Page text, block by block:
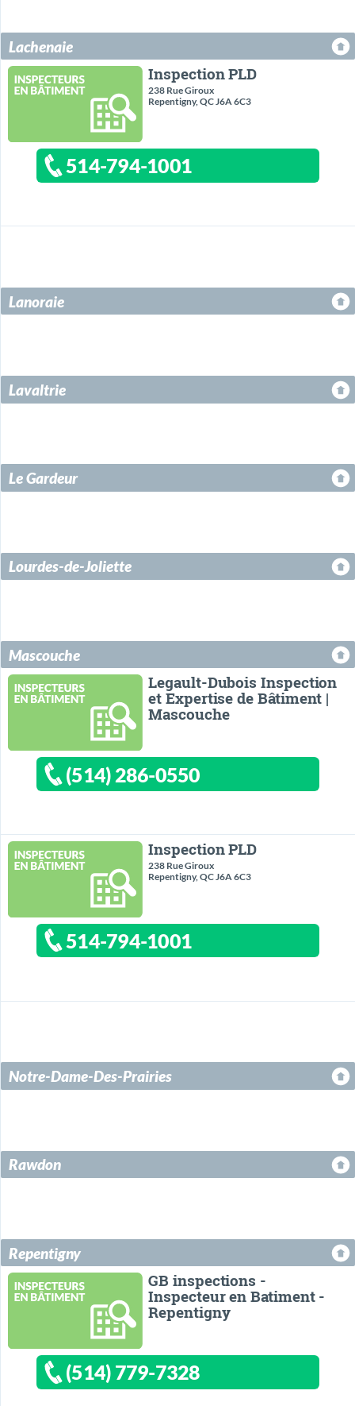
Lachenaie
Inspection PLD
238 Rue Giroux
Repentigny, QC J6A 6C3
514-794-1001
Lanoraie
Lavaltrie
Le Gardeur
Lourdes-de-Joliette
Mascouche
Legault-Dubois Inspection
et Expertise de Bâtiment |
Mascouche
(514) 286-0550
Inspection PLD
238 Rue Giroux
Repentigny, QC J6A 6C3
514-794-1001
Notre-Dame-Des-Prairies
Rawdon
Repentigny
GB inspections -
Inspecteur en Batiment -
Repentigny
(514) 779-7328